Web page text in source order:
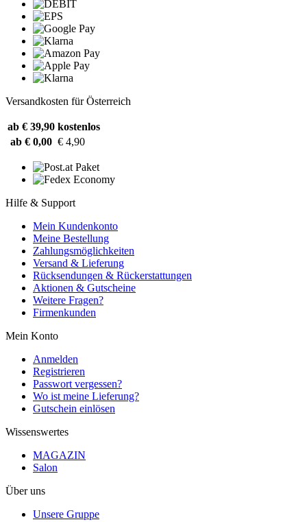
Versandkosten für Österreich
ab € 39,90 kostenlos
ab € 0,00 € 4,90
Hilfe & Support
Mein Kundenkonto
Meine Bestellung
Zahlungsmöglichkeiten
Versand & Lieferung
Rücksendungen & Rückerstattungen
Aktionen & Gutscheine
Weitere Fragen?
Firmenkunden
Mein Konto
Anmelden
Registrieren
Passwort vergessen?
Wo ist meine Lieferung?
Gutschein einlösen
Wissenswertes
MAGAZIN
Salon
Über uns
Unsere Gruppe